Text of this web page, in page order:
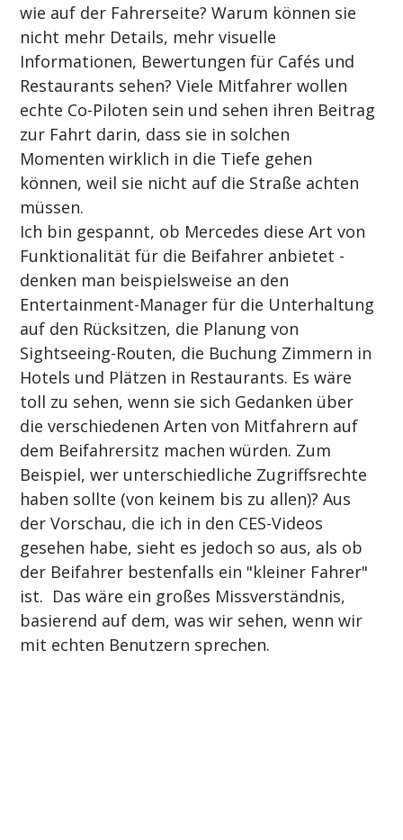
wie auf der Fahrerseite? Warum können sie
nicht mehr Details, mehr visuelle
Informationen, Bewertungen für Cafés und
Restaurants sehen? Viele Mitfahrer wollen
echte Co-Piloten sein und sehen ihren Beitrag
zur Fahrt darin, dass sie in solchen
Momenten wirklich in die Tiefe gehen
können, weil sie nicht auf die Straße achten
müssen.
Ich bin gespannt, ob Mercedes diese Art von
Funktionalität für die Beifahrer anbietet -
denken man beispielsweise an den
Entertainment-Manager für die Unterhaltung
auf den Rücksitzen, die Planung von
Sightseeing-Routen, die Buchung Zimmern in
Hotels und Plätzen in Restaurants. Es wäre
toll zu sehen, wenn sie sich Gedanken über
die verschiedenen Arten von Mitfahrern auf
dem Beifahrersitz machen würden. Zum
Beispiel, wer unterschiedliche Zugriffsrechte
haben sollte (von keinem bis zu allen)? Aus
der Vorschau, die ich in den CES-Videos
gesehen habe, sieht es jedoch so aus, als ob
der Beifahrer bestenfalls ein "kleiner Fahrer"
ist.  Das wäre ein großes Missverständnis,
basierend auf dem, was wir sehen, wenn wir
mit echten Benutzern sprechen.